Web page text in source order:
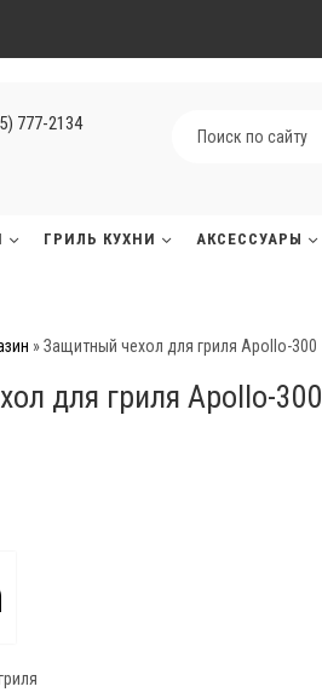
777-2134
ГРИЛЬ КУХНИ АКСЕССУАРЫ
»Защитный чехол для гриля Apollo-300
для гриля Apollo-300